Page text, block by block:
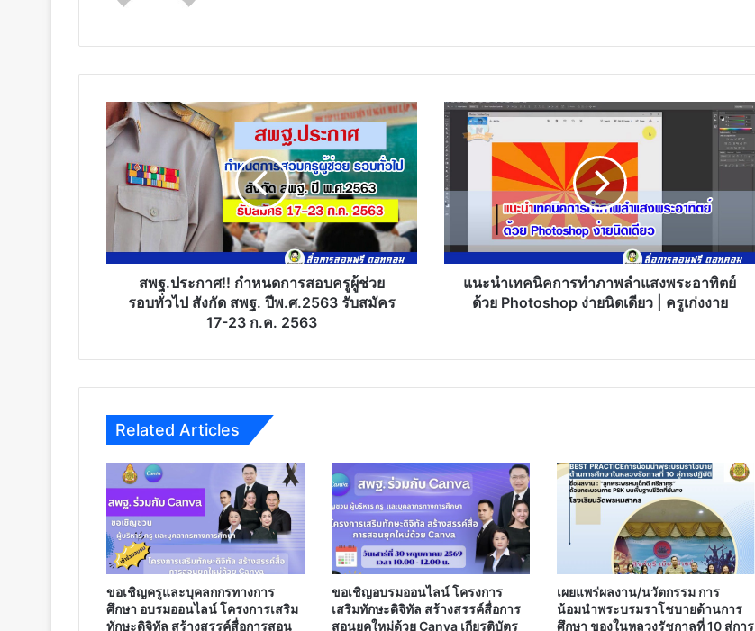
สพฐ.ประกาศ!!
กำหนดการ
สอบ
ช่วย
รอบ
ทั่วไป
สังกัด
ปีพ.ศ.2563
2563
สพฐ.ประกาศ!! กำหนดการสอบครูผู้ช่วย
รอบทั่วไป สังกัด สพฐ. ปีพ.ศ.2563 รับสมัคร
17-23 ก.ค. 2563
แนะนำ
เทคนิค
การ
ทำ
ภาพ
ลำแสง
พระอาทิตย์
ด้วย
Photoshop
แนะนำเทคนิคการทำภาพลำแสงพระอาทิตย์
ด้วย Photoshop ง่ายนิดเดียว | ครูเก่งงาย
Related Articles
ขอเชิญครูและบุคลกกรทางการ
ศึกษา อบรมออนไลน์ โครงการเสริม
ทักษะดิจิทัล สร้างสรรค์สื่อการสอน
ขอเชิญอบรมออนไลน์ โครงการ
เสริมทักษะดิจิทัล สร้างสรรค์สื่อการ
สอนยุคใหม่ด้วย Canva เกียรติบัตร
เผยแพร่ผลงาน/นวัตกรรม การ
น้อมนำพระบรมราโชบายด้านการ
ศึกษา ของในหลวงรัชกาลที่ 10 สู่การ